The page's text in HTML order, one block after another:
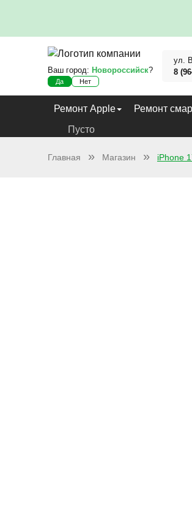
Ваш город: Новороссийск?
Да Нет
ул.
8
Ремонт Apple Ремонт
Пусто
Главная Магазин iPhone